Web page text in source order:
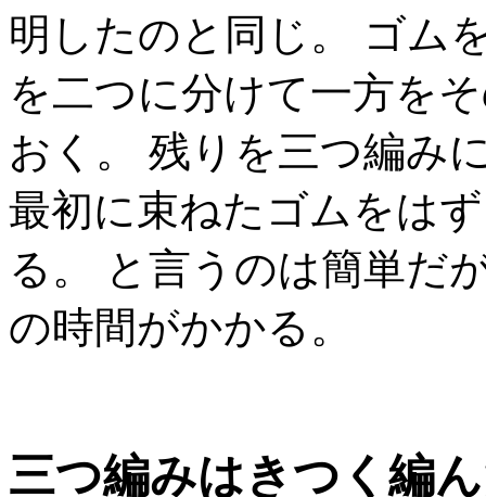
明したのと同じ。 ゴム
を二つに分けて一方を
おく。 残りを三つ編み
最初に束ねたゴムをは
る。 と言うのは簡単だ
の時間がかかる。
三つ編みはきつく編